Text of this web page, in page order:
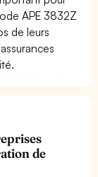
APE 3832Z
de leurs
de